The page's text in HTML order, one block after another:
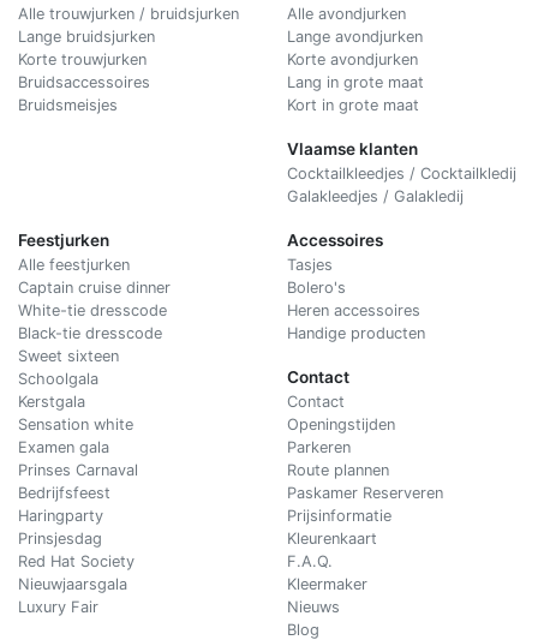
Alle trouwjurken / bruidsjurken
Lange bruidsjurken
Korte trouwjurken
Bruidsaccessoires
Bruidsmeisjes
Alle avondjurken
Lange avondjurken
Korte avondjurken
Lang in grote maat
Kort in grote maat
Vlaamse klanten
Cocktailkleedjes / Cocktailkledij
Galakleedjes / Galakledij
Feestjurken
Alle feestjurken
Captain cruise dinner
White-tie dresscode
Black-tie dresscode
Sweet sixteen
Schoolgala
Kerstgala
Sensation white
Examen gala
Prinses Carnaval
Bedrijfsfeest
Haringparty
Prinsjesdag
Red Hat Society
Nieuwjaarsgala
Luxury Fair
Accessoires
Tasjes
Bolero's
Heren accessoires
Handige producten
Contact
Contact
Openingstijden
Parkeren
Route plannen
Paskamer Reserveren
Prijsinformatie
Kleurenkaart
F.A.Q.
Kleermaker
Nieuws
Blog